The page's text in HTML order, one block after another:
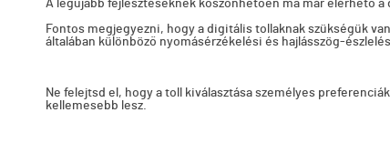
A legújabb fejlesztéseknek köszönhetően ma már elérhető
Fontos megjegyezni, hogy a digitális tollaknak szükségük
általában különböző nyomásérzékelési és hajlásszög-
Ne felejtsd el, hogy a toll kiválasztása személyes
kellemesebb lesz.